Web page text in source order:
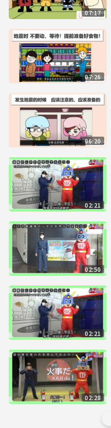
07:17
07:26
06:20
02:21
02:50
02:21
02:28